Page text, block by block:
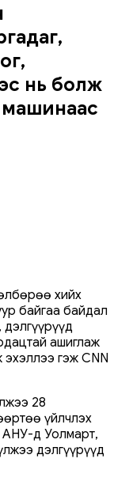
нь болж
машинаас
хийх
байгаа байдал
ашиглаж
эхэллээ гэж CNN
28
үйлчлэх
АНУ-д Уолмарт,
дэлгүүрүүд